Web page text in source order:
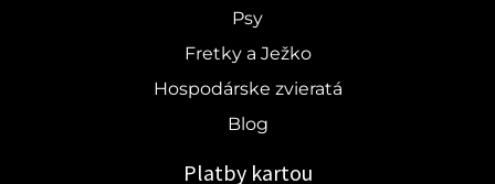
Psy
Fretky a Ježko
Hospodárske zvieratá
Blog
Platby kartou